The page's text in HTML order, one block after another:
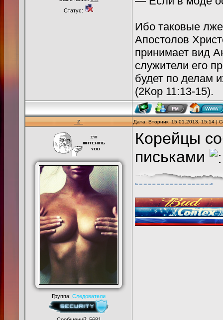
Статус:
Ибо таковые
Апостолов
принимает вид
служители его
будет по делам
(2Кор 11:13-15).
_Z_ Дата: Вторник, 15.01.2013, 15:14 |
Группа: Следователи
Корейцы
письками